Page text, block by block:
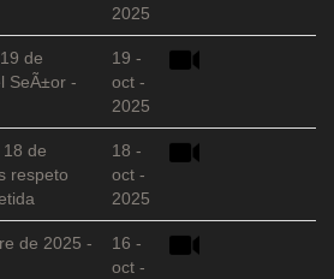
2025
de
SeÃ±or -
19 -
oct -
2025
18 de
respeto
18 -
oct -
2025
de 2025 -
16 -
oct -